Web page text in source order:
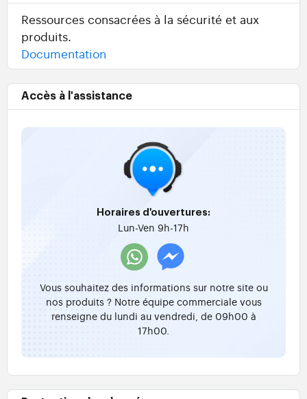
Ressources consacrées à la sécurité et aux
produits.
Documentation
Accès à l'assistance
Horaires d'ouvertures:
Lun-Ven 9h-17h
Vous souhaitez des informations sur notre site ou
nos produits ? Notre équipe commerciale vous
renseigne du lundi au vendredi, de 09h00 à
17h00.